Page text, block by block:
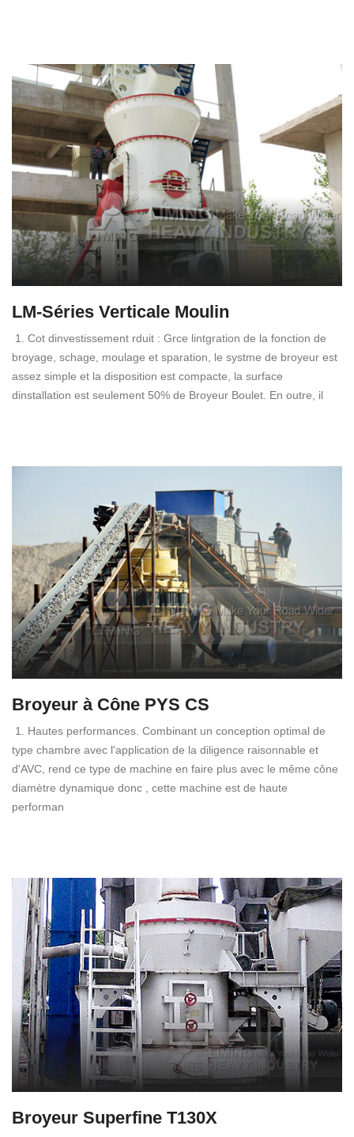
LM-Séries Verticale Moulin
1. Cot dinvestissement rduit : Grce lintgration de la fonction de
broyage, schage, moulage et sparation, le systme de broyeur est
assez simple et la disposition est compacte, la surface
dinstallation est seulement 50% de Broyeur Boulet. En outre, il
Broyeur à Cône PYS CS
1. Hautes performances. Combinant un conception optimal de
type chambre avec l'application de la diligence raisonnable et
d'AVC, rend ce type de machine en faire plus avec le même cône
diamètre dynamique donc , cette machine est de haute
performan
Broyeur Superfine T130X